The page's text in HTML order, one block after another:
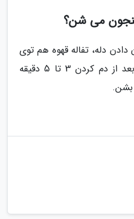
می شن؟
دله، تفاله قهوه هم توی
فنجون منتقل می شه. باید بعد از دم کردن 3 تا 5 دقیقه
بشن.